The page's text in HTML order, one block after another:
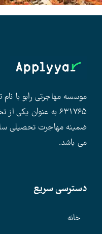
موسسه مهاجرتی رابو با نام
۶۳۱۷۶۵ به عنوان
ضمینه مهاجرت تحصیلی
می باشد.
دسترسی سریع
خانه